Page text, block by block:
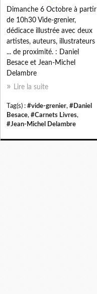
Dimanche 6 Octobre à partir
de 10h30 Vide-grenier,
dédicace illustrée avec deux
artistes, auteurs, illustrateurs
... de proximité. : Daniel
Besace et Jean-Michel
Delambre
Lire la suite
Tag(s) : #vide-grenier, #Daniel
Besace, #Carnets Livres,
#Jean-Michel Delambre